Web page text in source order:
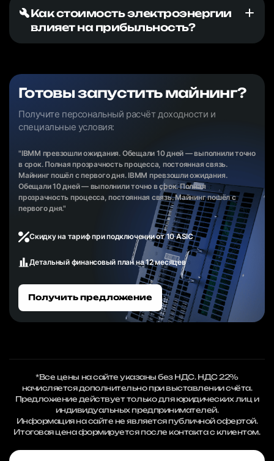
Как стоимость электроэнергии
влияет на прибыльность?
Готовы запустить майнинг?
Получите персональный расчёт доходности и
специальные условия:
"IBMM превзошли ожидания. Обещали 10 дней — выполнили точно
в срок. Полная прозрачность процесса, постоянная связь.
Майнинг пошёл с первого дня. IBMM превзошли ожидания.
Обещали 10 дней — выполнили точно в срок. Полная
прозрачность процесса, постоянная связь. Майнинг пошёл с
первого дня."
Скидку на тариф при подключении от 10 ASIC
Детальный финансовый план на 12 месяцев
Получить предложение
*Все цены на сайте указаны без НДС. НДС 22%
начисляется дополнительно при выставлении счёта.
Предложение действует только для юридических лиц и
индивидуальных предпринимателей.
Информация на сайте не является публичной офертой.
Итоговая цена формируется после контакта с клиентом.